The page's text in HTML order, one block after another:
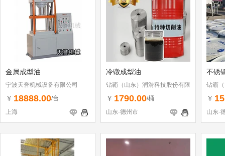
金属成型油
宁波天誉机械设备有限公司
￥ 18888.00/台
上海
冷镦成型油
钻霸（山东）润滑科技股份有限
公司
￥ 1790.00/桶
山东-德州市
不锈
钻霸
公司
￥
山东-